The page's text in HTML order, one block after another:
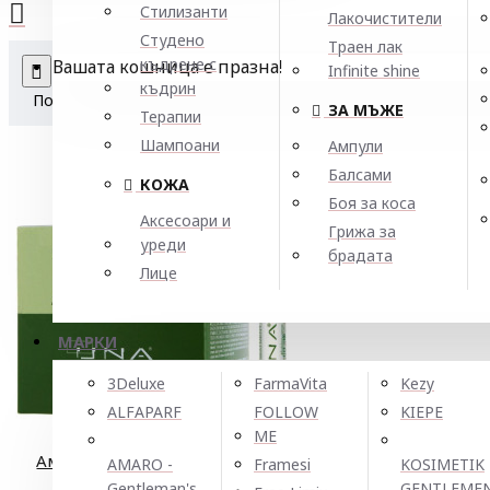
Стилизанти
Студено
къдрене с
къдрин
Терапии
Шампоани
КОЖА
Аксесоари и
уреди
Лице
Лакочистители
Траен лак
Infinite shine
ЗА МЪЖЕ
Ампули
Балсами
Боя за коса
Грижа за
брадата
МАРКИ
3Deluxe
ALFAPARF
AMARO -
FarmaVita
FOLLOW
ME
Framesi
Kezy
KIEPE
KOSIMETIK
Вашата кошница е празна!
Съпоставка на продукт
Подреждане:
Показване:
Ампули против косопад Rolland UNA
Oxygenating Treatment 12x10ml